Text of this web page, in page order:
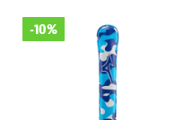
-10%